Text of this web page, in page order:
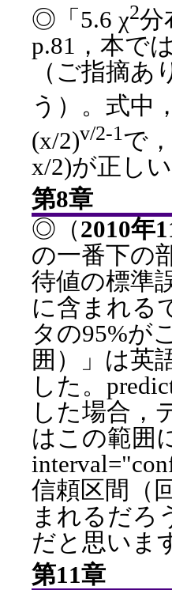
◎「5.6 χ2分
p.81，本で
（ご指摘
う）。式中
(x/2)v/2-1 で
x/2)が正しい
第8章
◎（2010年
の一番下の
待値の標準
に含まれる
タの95%が
囲）」は英
した。
した場合，
はこの範囲
信頼区間（
まれるだろ
だと思いま
第11章